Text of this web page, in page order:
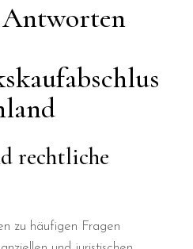
Antworten
rechtliche
zu häufigen Fragen